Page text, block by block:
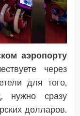
аэропорту
через
для того,
нужно сразу
долларов.